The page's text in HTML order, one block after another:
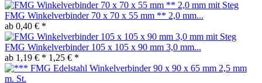
FMG Winkelverbinder 70 x 70 x 55 mm ** 2,0 mm...
ab 0,40 € *
FMG Winkelverbinder 105 x 105 x 90 mm 3,0 mm...
ab 1,19 € * 1,25 € *